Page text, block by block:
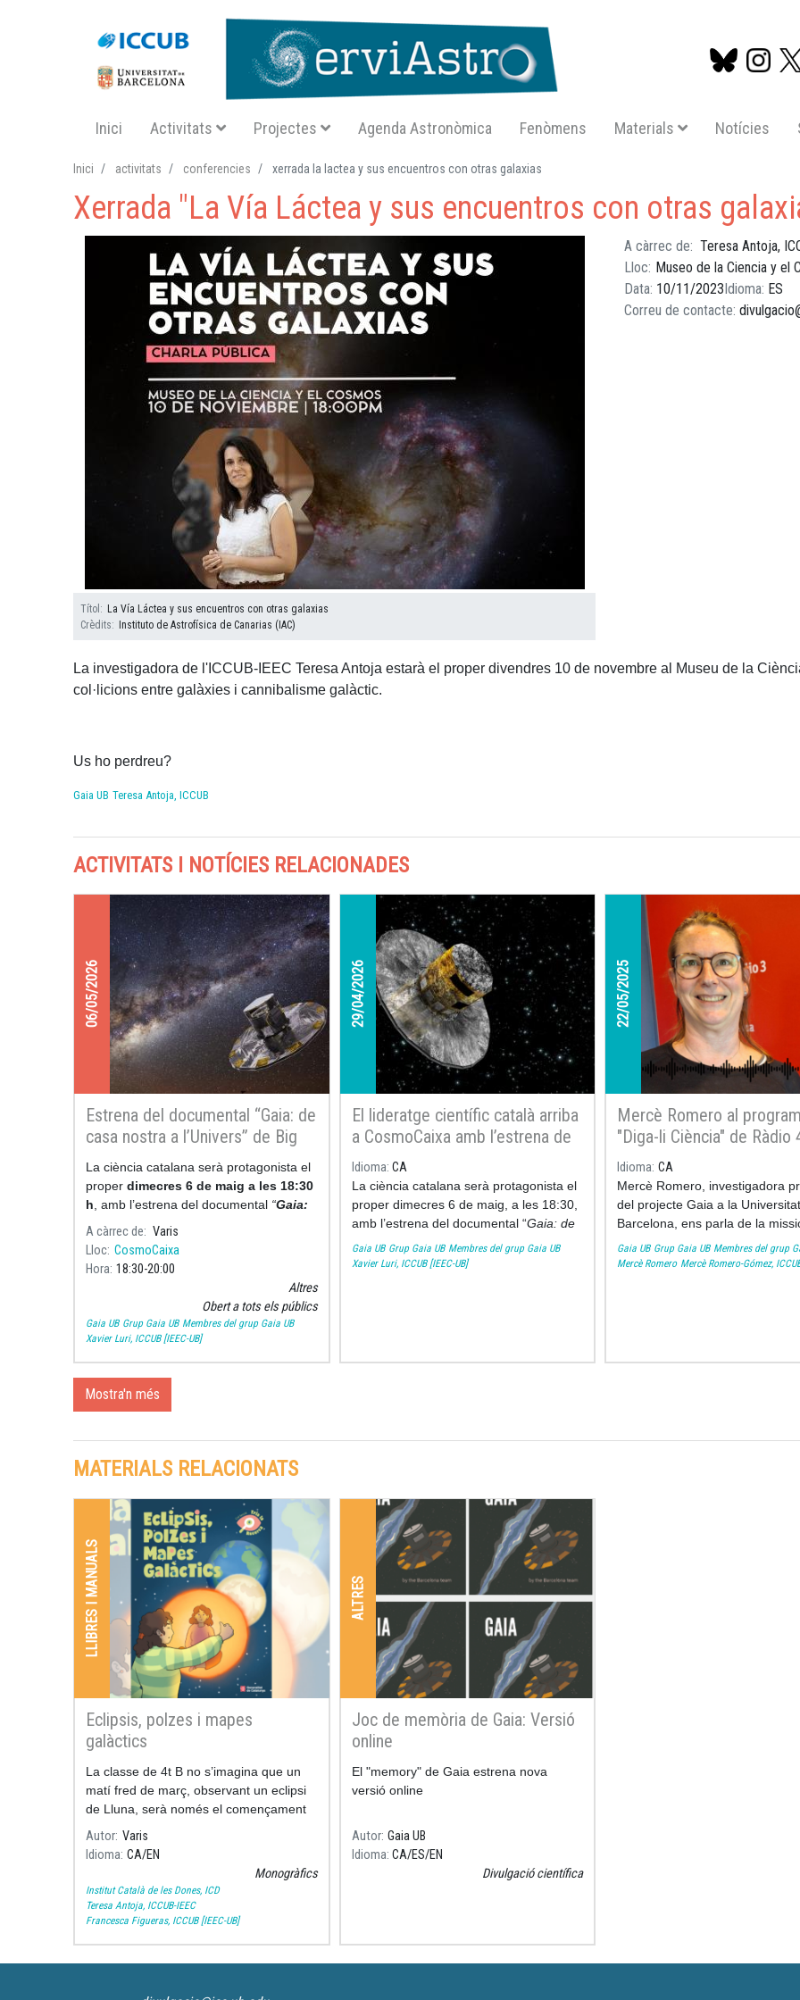
contingut
Navegació principal SA
Inici Activitats Projectes Agenda Astronòmica Fenòmens Materials Notícies
Inici activitats conferencies xerrada la lactea y sus encuentros con otras galaxias
Xerrada "La Vía Láctea y sus encuentros con otras
Títol
La Vía Láctea y sus encuentros con otras galaxias
Crèdits
Instituto de Astrofísica de Canarias (IAC)
A càrrec de
Teresa Antoja,
Lloc
Museo de la Ciencia y el
Data 10/11/2023 Idioma ES
Correu de contacte
La investigadora de l'ICCUB-IEEC Teresa Antoja estarà el proper divendres 10 de novembre al Museu de la
col·licions entre galàxies i cannibalisme galàctic.
Us ho perdreu?
Gaia UB Teresa Antoja, ICCUB
ACTIVITATS I NOTÍCIES RELACIONADES
06/05/2026
Estrena del documental “Gaia: de
casa nostra a l’Univers” de Big
Van Ciencia
La ciència catalana serà protagonista el
proper dimecres 6 de maig a les 18:30
h, amb l’estrena del documental “Gaia:
de casa nostra a l’Univers
A càrrec de
Varis
Lloc CosmoCaixa
Hora 18:30 20:00
Altres
Obert a tots els públics
Gaia UB Grup Gaia UB Membres del grup Gaia UB
Xavier Luri, ICCUB [IEEC-UB]
29/04/2026
El lideratge científic català arriba
a CosmoCaixa amb l’estrena de
“Gaia: de casa nostra a l’Univers”
Idioma CA
La ciència catalana serà protagonista el
proper dimecres 6 de maig, a les 18:30,
amb l’estrena del documental “Gaia: de
casa nostra a l’Univers” a l’Auditori
Principal del CosmoCaixa a Barcelona.
Gaia UB Grup Gaia UB Membres del grup Gaia UB
Xavier Luri, ICCUB [IEEC-UB]
22/05/2025
Mercè Romero al
"Diga-li Ciència" de Ràdio
Idioma CA
Mercè Romero, investigadora
del projecte Gaia a la
Barcelona, ens parla de la
despréscomiat del satèl·lit el
de març.
Gaia UB Grup Gaia UB Membres del grup
Mercè Romero Mercè Romero-Gómez,
Mostra'n més
MATERIALS RELACIONATS
LLIBRES I MANUALS
Eclipsis, polzes i mapes
galàctics
La classe de 4t B no s’imagina que un
matí fred de març, observant un eclipsi
de Lluna, serà només el començament
d’un viatge fascinant.
Autor Varis
Idioma CA EN
Monogràfics
Institut Català de les Dones, ICD
Teresa Antoja, ICCUB-IEEC
Francesca Figueras, ICCUB [IEEC-UB]
ALTRES
Joc de memòria de Gaia: Versió
online
El "memory" de Gaia estrena nova
versió online
Autor Gaia UB
Idioma CA ES EN
Divulgació científica